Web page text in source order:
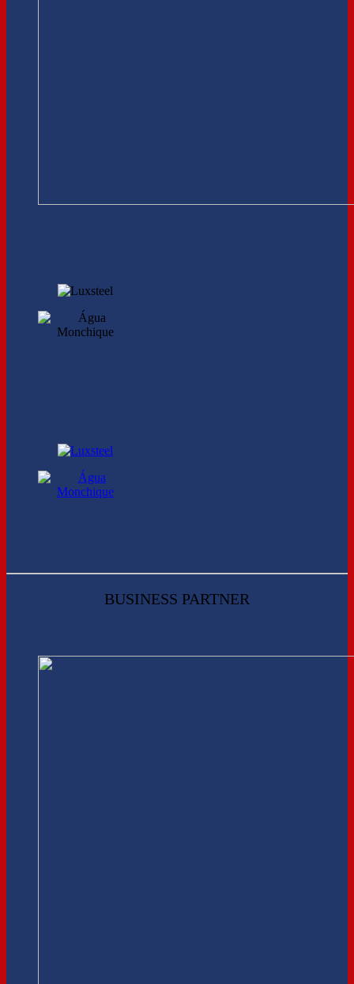
BUSINESS PARTNER